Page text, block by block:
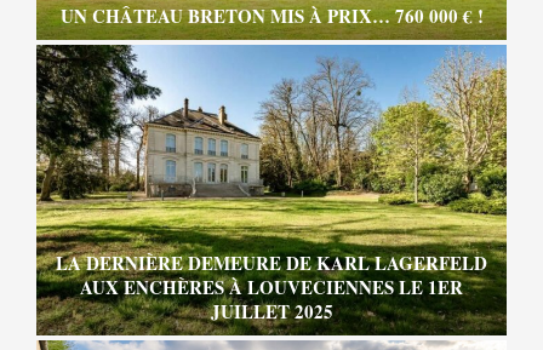
UN CHÂTEAU BRETON MIS À PRIX… 760 000 € !
LA DERNIÈRE DEMEURE DE KARL LAGERFELD
AUX ENCHÈRES À LOUVECIENNES LE 1ER
JUILLET 2025